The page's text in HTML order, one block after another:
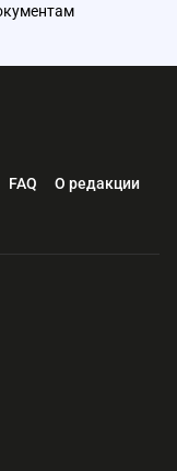
FAQ
О редакции